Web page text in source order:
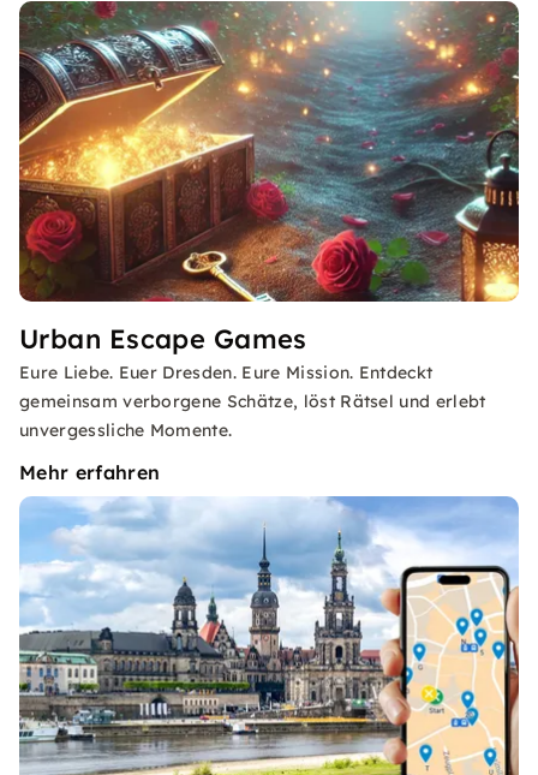
Urban Escape Games
Eure Liebe. Euer Dresden. Eure Mission. Entdeckt
gemeinsam verborgene Schätze, löst Rätsel und erlebt
unvergessliche Momente.
Mehr erfahren